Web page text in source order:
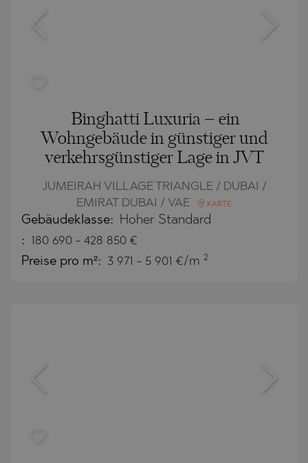
Binghatti Luxuria – ein
Wohngebäude in günstiger und
verkehrsgünstiger Lage in JVT
JUMEIRAH VILLAGE TRIANGLE / DUBAI /
EMIRAT DUBAI / VAE
KARTE
Gebäudeklasse: Hoher Standard
: 180 690 - 428 850 €
Preise pro m²: 3 971 - 5 901 €/m 2